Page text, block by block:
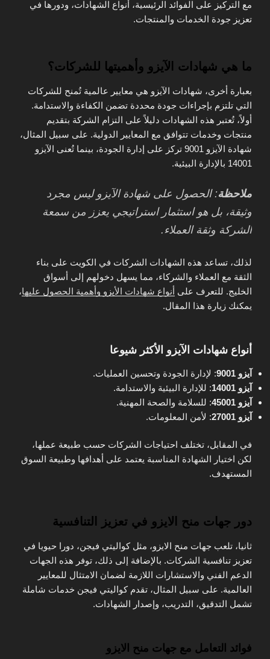
مع التركيز على الفوائد الرئيسية، أنواع الشهادات، ودورها في
تعزيز جودة الخدمات والمنتجات.
ما هي شهادات الآيزو وأهميتها للشركات؟
بعبارة أخرى، شهادات الآيزو هي معايير عالمية تُمنح للشركات
التي تلتزم بإجراءات جودة محددة تضمن الكفاءة والاستدامة.
أولاً، تُعتبر هذه الشهادات دليلاً على التزام الشركة بتقديم
منتجات وخدمات تتوافق مع المعايير الدولية. على سبيل المثال،
شهادة الآيزو 9001 تركز على إدارة الجودة، بينما تُعنى الآيزو
14001 بالإدارة البيئية.
ملاحظة: الحصول على شهادة الآيزو ليس مجرد
وثيقة، بل هو استثمار استراتيجي يعزز من سمعة
الشركة وثقة العملاء.
لذلك، تساعد هذه الشهادات الشركات في الكويت على بناء
الثقة مع العملاء والشركاء، مما يسهل دخولهم إلى أسواق
الخليج. للتعرف على أنواع شهادات الأيزو وأهمية الحصول عليها،
يمكنك زيارة هذا المقال.
أنواع شهادات الآيزو الأكثر شيوعا
آيزو 9001
: لإدارة الجودة وتحسين العمليات.
آيزو 14001
: للإدارة البيئية والاستدامة.
آيزو 45001
: للسلامة والصحة المهنية.
آيزو 27001
: لأمن المعلومات.
في المقابل، تختلف احتياجات الشركات حسب طبيعة عملها،
لكن اختيار الشهادة المناسبة يعتمد على أهدافها وطبيعة السوق
المستهدف.
دور جهات منح الايزو في تعزيز التنافسية
ثانيا، تلعب جهات منح الايزو، مثل كواليتي فيجن، دورا حيويا في
تعزيز تنافسية الشركات. بالإضافة إلى ذلك، توفر هذه الجهات
الدعم الفني والاستشارات اللازمة لضمان الامتثال للمعايير
العالمية. على سبيل المثال، تقدم كواليتي فيجن خدمات شاملة
تشمل التدقيق، التدريب، وإصدار الشهادات.
فوائد التعامل مع جهات منح الايزو